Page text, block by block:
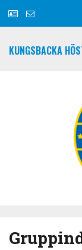
KUNGSBACKA